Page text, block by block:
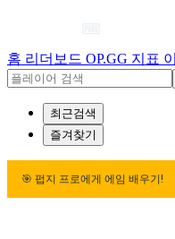
홈 리더보드 OP.GG 지표
최근검색
즐겨찾기
🎯 펍지 프로에게 에임 배우기!